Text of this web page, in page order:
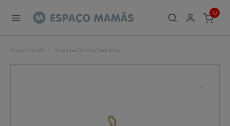
0
ITEMS
Espaço Mamãs Chocalho Done by Deer Jelly